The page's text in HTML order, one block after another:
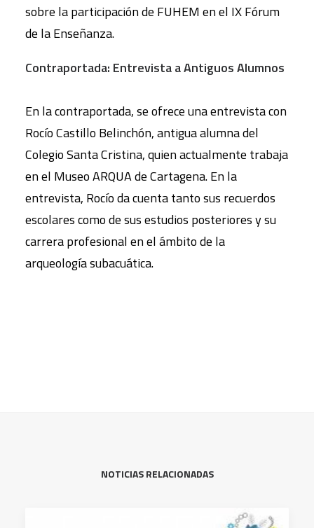
sobre la participación de FUHEM en el IX Fórum
de la Enseñanza.
Contraportada: Entrevista a Antiguos Alumnos
En la contraportada, se ofrece una entrevista con
Rocío Castillo Belinchón, antigua alumna del
Colegio Santa Cristina, quien actualmente trabaja
en el Museo ARQUA de Cartagena. En la
entrevista, Rocío da cuenta tanto sus recuerdos
escolares como de sus estudios posteriores y su
carrera profesional en el ámbito de la
arqueología subacuática.
NOTICIAS RELACIONADAS